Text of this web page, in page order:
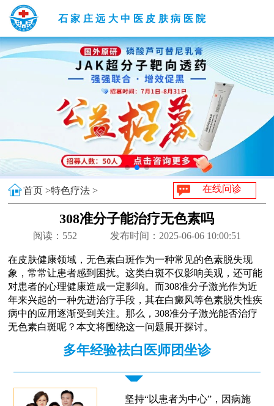
石家庄远大中医皮肤病医院
首页 >特色疗法 > 在线问诊
308准分子能治疗无色素吗
阅读： 552 发布时间：2025-06-06 10:00:51
在皮肤健康领域，无色素白斑作为一种常见的色素脱失现
象，常常让患者感到困扰。这类白斑不仅影响美观，还可能
对患者的心理健康造成一定影响。而308准分子激光作为近
年来兴起的一种先进治疗手段，其在白癜风等色素脱失性疾
病中的应用逐渐受到关注。那么，308准分子激光能否治疗
无色素白斑呢？本文将围绕这一问题展开探讨。
多年经验祛白医师团坐诊
坚持“以患者为中心”，因病施